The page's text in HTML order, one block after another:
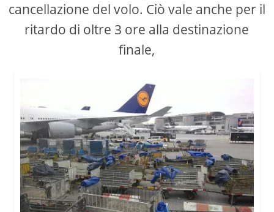
cancellazione del volo. Ciò vale anche per il
ritardo di oltre 3 ore alla destinazione
finale,